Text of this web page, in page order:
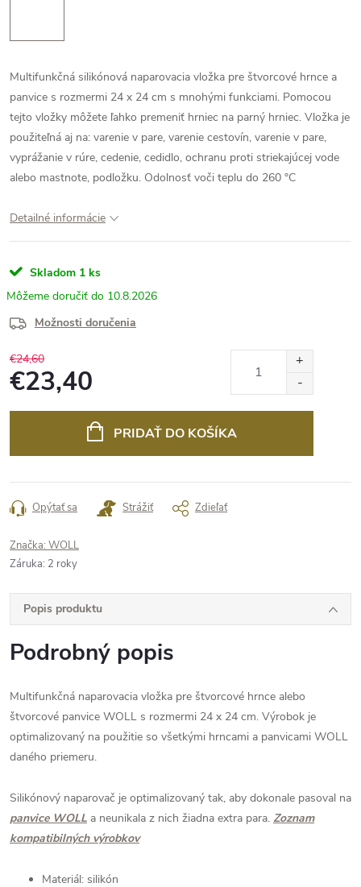
Multifunkčná silikónová naparovacia vložka pre štvorcové hrnce a
panvice s rozmermi 24 x 24 cm s mnohými funkciami. Pomocou
tejto vložky môžete ľahko premeniť hrniec na parný hrniec. Vložka je
použiteľná aj na: varenie v pare, varenie cestovín, varenie v pare,
vyprážanie v rúre, cedenie, cedidlo, ochranu proti striekajúcej vode
alebo mastnote, podložku. Odolnosť voči teplu do 260 °C
Detailné informácie
Skladom 1 ks
10.8.2026
Možnosti doručenia
€24,60
€23,40
PRIDAŤ DO KOŠÍKA
Opýtať sa Strážiť Zdieľať
Značka: WOLL
Záruka: 2 roky
Popis produktu
Podrobný popis
Multifunkčná naparovacia vložka pre štvorcové hrnce alebo
štvorcové panvice WOLL s rozmermi 24 x 24 cm. Výrobok je
optimalizovaný na použitie so všetkými hrncami a panvicami WOLL
daného priemeru.
Silikónový naparovač je optimalizovaný tak, aby dokonale pasoval na
panvice WOLL a neunikala z nich žiadna extra para. Zoznam
kompatibilných výrobkov
Materiál: silikón